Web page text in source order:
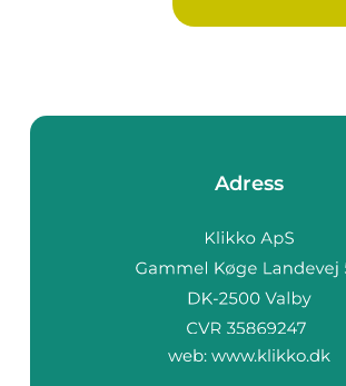
Adress
web: www.klikko.dk